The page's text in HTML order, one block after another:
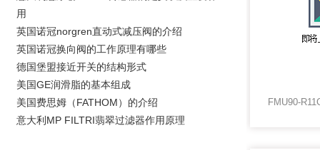
用
英国诺冠norgren直动式减压阀的介绍
英国诺冠换向阀的工作原理有哪些
德国堡盟接近开关的结构形式
美国GE润滑脂的基本组成
美国费思姆（FATHOM）的介绍
意大利MP FILTRI翡翠过滤器作用原理